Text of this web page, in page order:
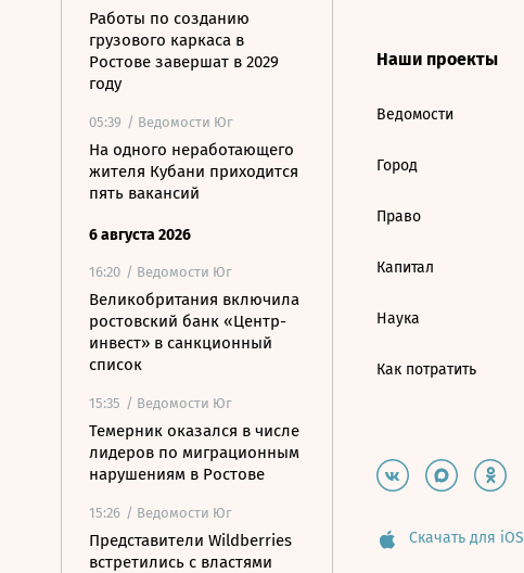
Работы по созданию
грузового каркаса в
Ростове завершат в 2029
году
05:39 / Ведомости Юг
На одного неработающего
жителя Кубани приходится
пять вакансий
6 августа 2026
16:20 / Ведомости Юг
Великобритания включила
ростовский банк «Центр-
инвест» в санкционный
список
15:35 / Ведомости Юг
Темерник оказался в числе
лидеров по миграционным
нарушениям в Ростове
15:26 / Ведомости Юг
Представители Wildberries
встретились с властями
Наши проекты
Ведомости
Город
Право
Капитал
Наука
Как потратить
Скачать для iOS